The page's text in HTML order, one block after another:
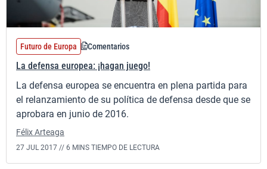
Futuro de Europa Comentarios
La defensa europea: ¡hagan juego!
La defensa europea se encuentra en plena partida para
el relanzamiento de su política de defensa desde que se
aprobara en junio de 2016.
Félix Arteaga
27 JUL 2017 // 6 MINS TIEMPO DE LECTURA